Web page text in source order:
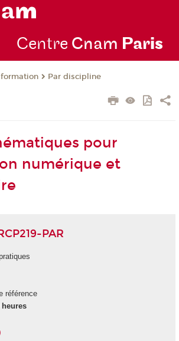
Centre Cnam Paris
Par discipline
pour
numérique et
PAR
référence
heures